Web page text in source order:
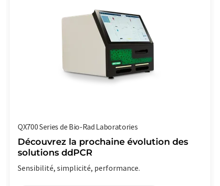
QX700 Series de Bio-Rad Laboratories
Découvrez la prochaine évolution des
solutions ddPCR
Sensibilité, simplicité, performance.